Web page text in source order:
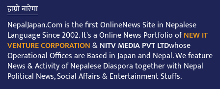
हाम्रो बारेमा
NepalJapan.Com is the first OnlineNews Site in Nepalese
Language Since 2002. It's a Online News Portfolio ofNEW IT
VENTURE CORPORATION&NITV MEDIA PVT LTDwhose
Operational Offices are Based in Japan and Nepal. We feature
News & Activity of Nepalese Diaspora together with Nepal
Political News, Social Affairs & Entertainment Stuffs.